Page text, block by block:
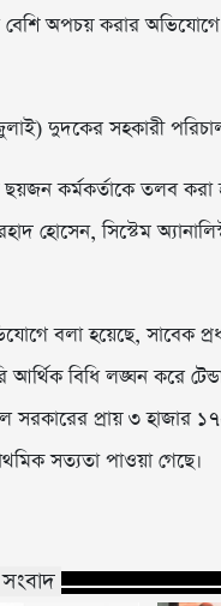
বেশি অপচয় করার অভিযোগে
দুদকের সহকারী
কর্মকর্তাকে তলব
হোসেন, সিস্টেম
বলা হয়েছে, সাবেক
আর্থিক বিধি লঙ্ঘন করে
প্রায় ৩ হাজার
সত্যতা পাওয়া গেছে।